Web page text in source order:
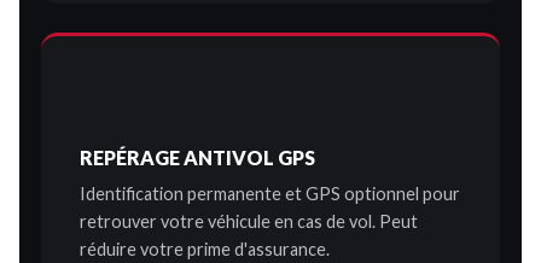
REPÉRAGE ANTIVOL GPS
Identification permanente et GPS optionnel pour
retrouver votre véhicule en cas de vol. Peut
réduire votre prime d'assurance.